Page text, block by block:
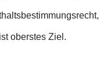
oberstes Ziel.